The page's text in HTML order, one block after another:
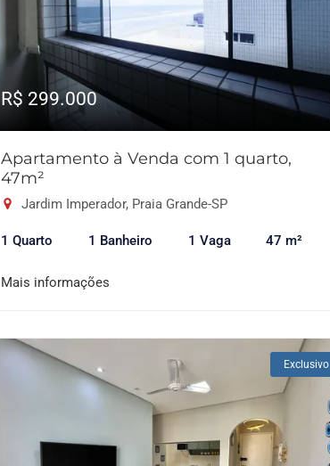
R$ 299.000
Apartamento à Venda com 1 quarto,
47m²
Jardim Imperador, Praia Grande-SP
1 Quarto 1 Banheiro 1 Vaga 47 m²
Mais informações
Exclusivo